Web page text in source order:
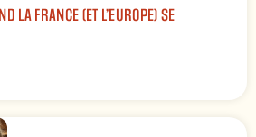
LA FRANCE (ET L’EUROPE) SE